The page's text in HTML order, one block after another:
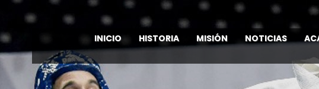
INICIO HISTORIA MISIÓN NOTICIAS